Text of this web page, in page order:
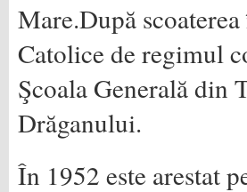
Mare.După
Catolice de regimul
Şcoala Generală din
Drăganului.
În 1952 este arestat